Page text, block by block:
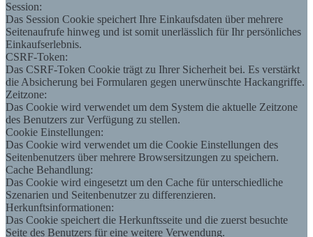
Session:
Das Session Cookie speichert Ihre Einkaufsdaten über mehrere
Seitenaufrufe hinweg und ist somit unerlässlich für Ihr persönliches
Einkaufserlebnis.
CSRF-Token:
Das CSRF-Token Cookie trägt zu Ihrer Sicherheit bei. Es verstärkt
die Absicherung bei Formularen gegen unerwünschte Hackangriffe.
Zeitzone:
Das Cookie wird verwendet um dem System die aktuelle Zeitzone
des Benutzers zur Verfügung zu stellen.
Cookie Einstellungen:
Das Cookie wird verwendet um die Cookie Einstellungen des
Seitenbenutzers über mehrere Browsersitzungen zu speichern.
Cache Behandlung:
Das Cookie wird eingesetzt um den Cache für unterschiedliche
Szenarien und Seitenbenutzer zu differenzieren.
Herkunftsinformationen:
Das Cookie speichert die Herkunftsseite und die zuerst besuchte
Seite des Benutzers für eine weitere Verwendung.